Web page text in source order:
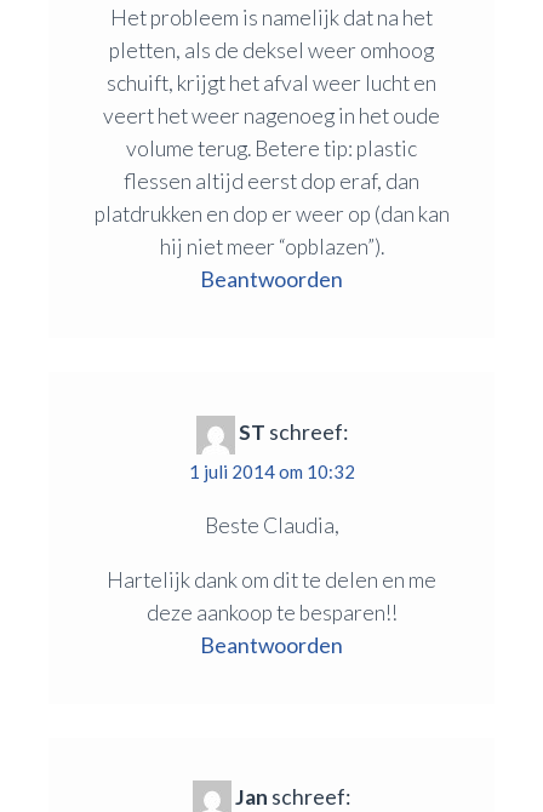
Het probleem is namelijk dat na het
pletten, als de deksel weer omhoog
schuift, krijgt het afval weer lucht en
veert het weer nagenoeg in het oude
volume terug. Betere tip: plastic
flessen altijd eerst dop eraf, dan
platdrukken en dop er weer op (dan kan
hij niet meer “opblazen”).
Beantwoorden
ST schreef:
1 juli 2014 om 10:32
Beste Claudia,
Hartelijk dank om dit te delen en me
deze aankoop te besparen!!
Beantwoorden
Jan schreef: